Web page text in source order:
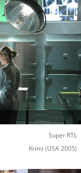
Super RTL
Krimi (USA 2005)